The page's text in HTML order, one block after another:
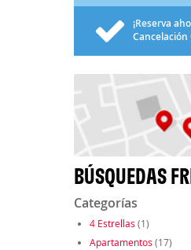
¡Reserva
Cancelación
BÚSQUEDAS
Categorías
4 Estrellas (1)
Apartamentos (17)